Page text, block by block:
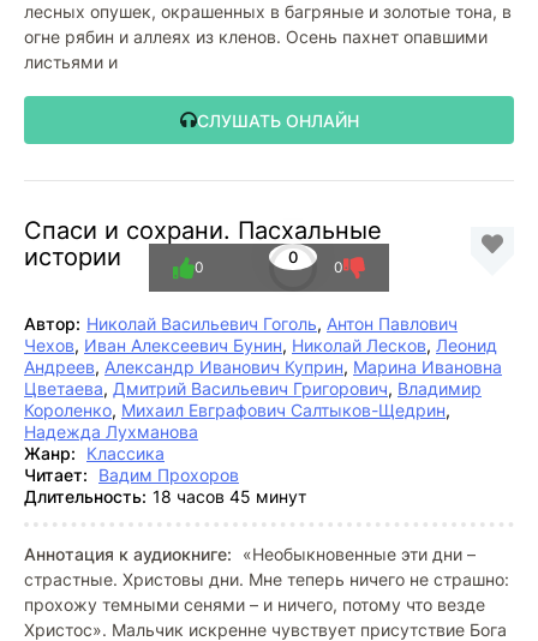
лесных опушек, окрашенных в багряные и золотые тона, в
огне рябин и аллеях из кленов. Осень пахнет опавшими
листьями и
СЛУШАТЬ ОНЛАЙН
Спаси и сохрани. Пасхальные
истории
0
0 0
Автор: Николай Васильевич Гоголь, Антон Павлович
Чехов, Иван Алексеевич Бунин, Николай Лесков, Леонид
Андреев, Александр Иванович Куприн, Марина Ивановна
Цветаева, Дмитрий Васильевич Григорович, Владимир
Короленко, Михаил Евграфович Салтыков-Щедрин,
Надежда Лухманова
Жанр:
Классика
Читает:
Вадим Прохоров
Длительность: 18 часов 45 минут
Аннотация к аудиокниге:
«Необыкновенные эти дни –
страстные. Христовы дни. Мне теперь ничего не страшно:
прохожу темными сенями – и ничего, потому что везде
Христос». Мальчик искренне чувствует присутствие Бога